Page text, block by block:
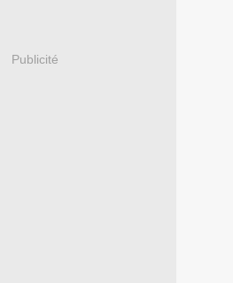
Publicité